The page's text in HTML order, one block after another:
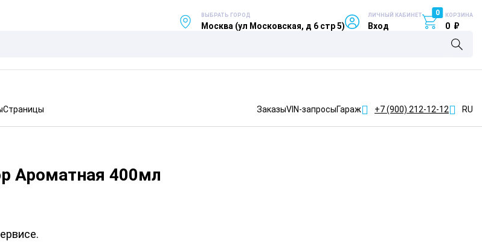
ВЫБРАТЬ ГОРОД
Москва (ул Московская, д 6 стр 5)
ЛИЧНЫЙ КАБИНЕТ
Вход
0 КОРЗИНА
0 ₽
Страницы ЗаказыVIN-запросыГараж +7 (900) 212-12-12 RU
Ароматная 400мл